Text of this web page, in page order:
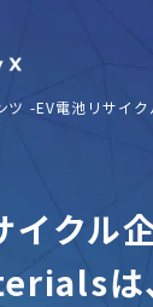
ツ EV電池リサイ
イクル
は